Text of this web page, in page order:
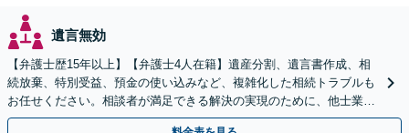
遺言無効
【弁護士歴15年以上】【弁護士4人在籍】遺産分割、遺言書作成、相
続放棄、特別受益、預金の使い込みなど、複雑化した相続トラブルも
お任せください。相談者が満足できる解決の実現のために、他士業と
連携し最善を尽くします【完全個室】